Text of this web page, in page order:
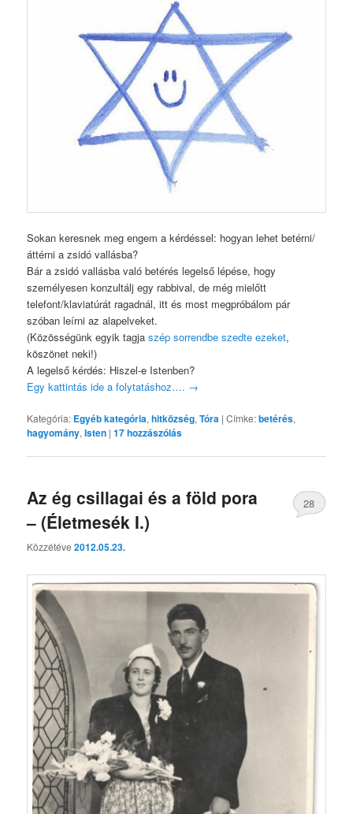
Sokan keresnek meg engem a kérdéssel: hogyan lehet betérni/
áttérni a zsidó vallásba?
Bár a zsidó vallásba való betérés legelső lépése, hogy
személyesen konzultálj egy rabbival, de még mielőtt
telefont/klaviatúrát ragadnál, itt és most megpróbálom pár
szóban leírni az alapelveket.
(Közösségünk egyik tagjaszép sorrendbe szedte ezeket,
köszönet neki!)
A legelső kérdés: Hiszel-e Istenben?
Egy kattintás ide a folytatáshoz…. →
Kategória: Egyéb kategória,hitközség,Tóra |Címke:betérés,
hagyomány,Isten |17hozzászólás
Az ég csillagai és a föld pora
– (Életmesék I.)
Közzétéve2012.05.23.
28